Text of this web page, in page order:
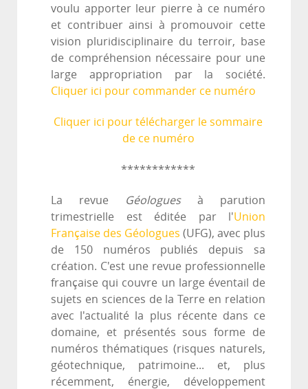
voulu apporter leur pierre à ce numéro
et contribuer ainsi à promouvoir cette
vision pluridisciplinaire du terroir, base
de compréhension nécessaire pour une
large appropriation par la société.
Cliquer ici pour commander ce numéro
Cliquer ici pour télécharger le sommaire
de ce numéro
************
La revue Géologuesà parution
trimestrielle est éditée par l'Union
Française des Géologues (UFG), avec plus
de 150 numéros publiés depuis sa
création. C'est une revue professionnelle
française qui couvre un large éventail de
sujets en sciences de la Terre en relation
avec l'actualité la plus récente dans ce
domaine, et présentés sous forme de
numéros thématiques (risques naturels,
géotechnique, patrimoine... et, plus
récemment, énergie, développement